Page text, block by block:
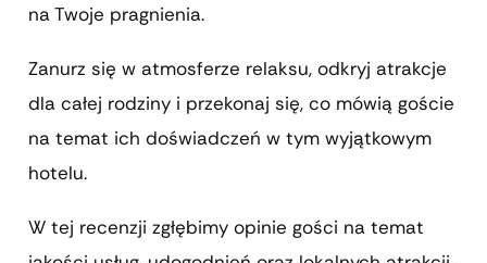
na Twoje pragnienia.
Zanurz się w atmosferze relaksu, odkryj atrakcje
dla całej rodziny i przekonaj się, co mówią goście
na temat ich doświadczeń w tym wyjątkowym
hotelu.
W tej recenzji zgłębimy opinie gości na temat